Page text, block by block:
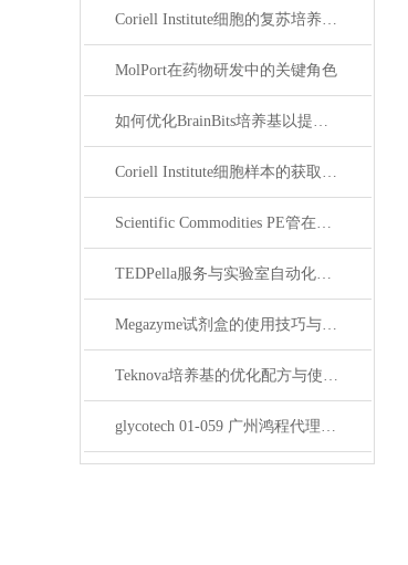
Coriell Institute细胞的复苏培养与质量控制规范
MolPort在药物研发中的关键角色
如何优化BrainBits培养基以提高实验效果？
Coriell Institute细胞样本的获取与应用指南
Scientific Commodities PE管在环保实验中的作用
TEDPella服务与实验室自动化设备的整合
Megazyme试剂盒的使用技巧与实验优化方法
Teknova培养基的优化配方与使用技巧
glycotech 01-059 广州鸿程代理：开启糖生物学研究新征程